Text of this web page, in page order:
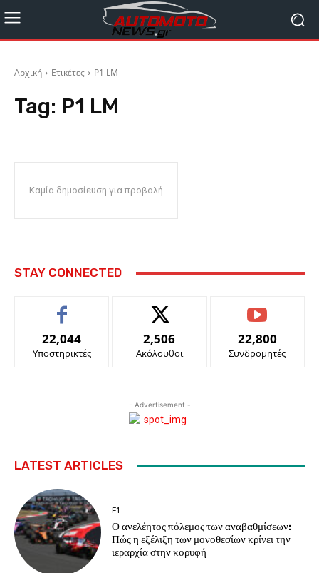
Αρχική Ετικέτες P1 LM
Tag: P1 LM
Καμία δημοσίευση για προβολή
STAY CONNECTED
22,044
Υποστηρικτές
2,506
Ακόλουθοι
22,800
Συνδρομητές
- Advertisement -
LATEST ARTICLES
F1
Ο ανελέητος πόλεμος των αναβαθμίσεων:
Πώς η εξέλιξη των μονοθεσίων κρίνει την
ιεραρχία στην κορυφή